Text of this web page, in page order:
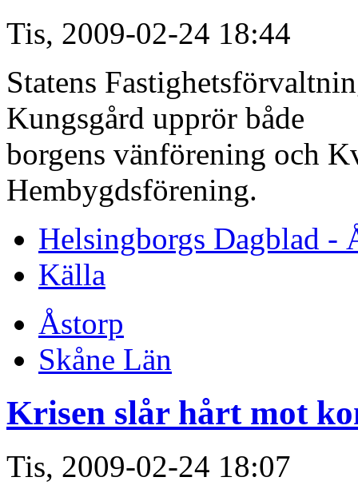
Tis, 2009-02-24 18:44
Statens
Kungsgård upprör både
borgens vänförening och
Hembygdsförening.
Helsingborgs Dagblad -
Källa
Åstorp
Skåne Län
Krisen slår hårt mot
Tis, 2009-02-24 18:07